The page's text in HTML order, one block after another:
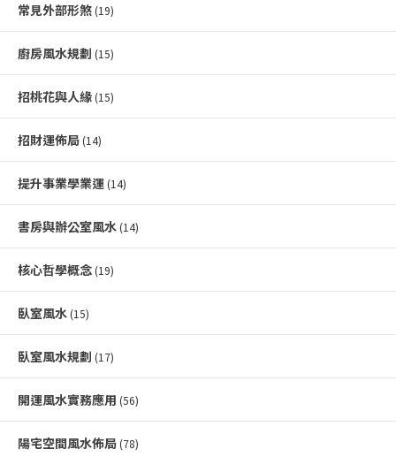
常見外部形煞 (19)
廚房風水規劃 (15)
招桃花與人緣 (15)
招財運佈局 (14)
提升事業學業運 (14)
書房與辦公室風水 (14)
核心哲學概念 (19)
臥室風水 (15)
臥室風水規劃 (17)
開運風水實務應用 (56)
陽宅空間風水佈局 (78)